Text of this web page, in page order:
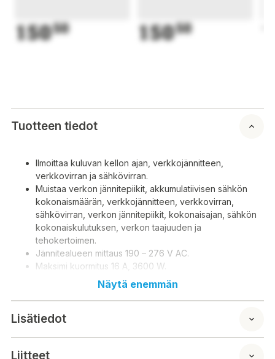
15050 15050
Tuotteen tiedot
Ilmoittaa kuluvan kellon ajan, verkkojännitteen,
verkkovirran ja sähkövirran.
Muistaa verkon jännitepiikit, akkumulatiivisen sähkön
kokonaismäärän, verkkojännitteen, verkkovirran,
sähkövirran, verkon jännitepiikit, kokonaisajan, sähkön
kokonaiskulutuksen, verkon taajuuden ja
tehokertoimen.
Jännitealueen mittaus 190 – 276 V AC.
Maksimi kuormitus 16 A, 3600 W.
Akkumulatiivinen sähkön määrän ala 0 -9999,9 kWh.
Hinta/kVVh säädettävissä.
Näytä enemmän
Lisätiedot
Liitteet